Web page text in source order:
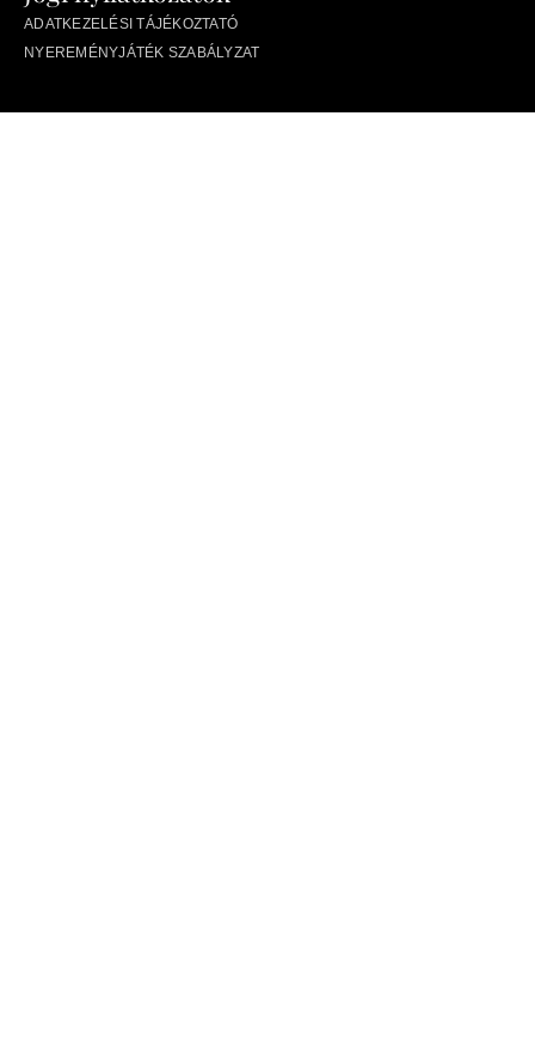
ADATKEZELÉSI TÁJÉKOZTATÓ
NYEREMÉNYJÁTÉK SZABÁLYZAT